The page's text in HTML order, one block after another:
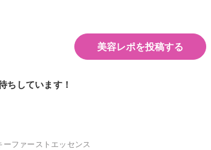
美容レポを投稿する
ちしています！
ファーストエッセンス